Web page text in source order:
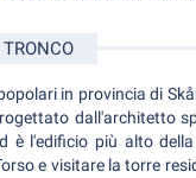
in provincia di
dall'architetto
è l'edificio più alto
e visitare la torre